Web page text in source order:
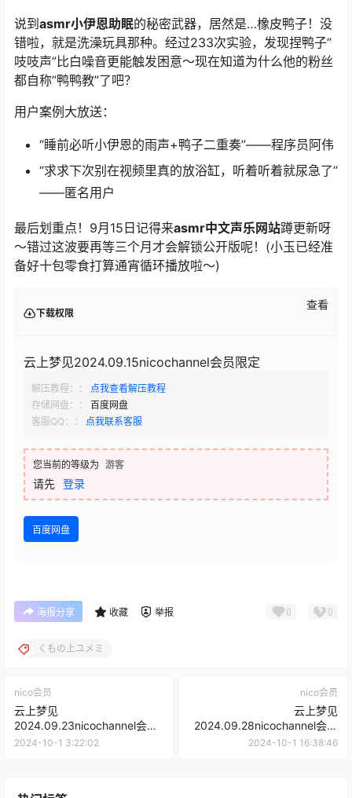
说到 asmr小伊恩助眠的秘密武器，居然是…橡皮鸭子！没
错啦，就是洗澡玩具那种。经过233次实验，发现捏鸭子”
吱吱声”比白噪音更能触发困意～现在知道为什么他的粉丝
都自称”鸭鸭教”了吧？
用户案例大放送：
“睡前必听小伊恩的雨声+鸭子二重奏”——程序员阿伟
“求求下次别在视频里真的放浴缸，听着听着就尿急了”
——匿名用户
最后划重点！9月15日记得来asmr中文声乐网站蹲更新呀
～错过这波要再等三个月才会解锁公开版呢！(小玉已经准
备好十包零食打算通宵循环播放啦～)
下载权限
查看
云上梦见2024.09.15nicochannel会员限定
解压教程：：
点我查看解压教程
存储网盘：：
百度网盘
客服QQ：：
点我联系客服
您当前的等级为 游客
请先 登录
百度网盘
海报分享 收藏 举报 0 0
くもの上ユメミ
nico会员
云上梦见
2024.09.23nicochannel会员
限定
2024-10-1 3:22:02
nico会员
云上梦见
2024.09.28nicochannel会员
限定
2024-10-1 16:38:46